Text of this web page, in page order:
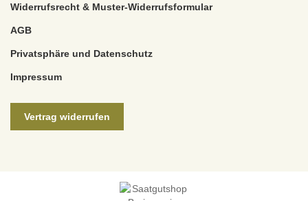
Widerrufsrecht & Muster-Widerrufsformular
AGB
Privatsphäre und Datenschutz
Impressum
Vertrag widerrufen